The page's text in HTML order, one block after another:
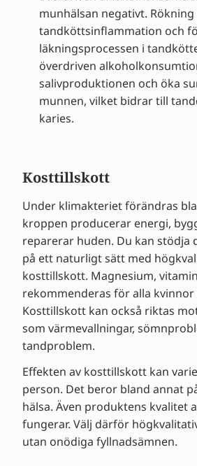
munhälsan negativt.
tandköttsinflammation och
läkningsprocessen i
överdriven
salivproduktionen och öka
munnen, vilket bidrar till
karies.
Kosttillskott
Under klimakteriet förändras
kroppen producerar energi,
reparerar huden. Du kan stödja
på ett naturligt sätt med
kosttillskott. Magnesium,
rekommenderas för alla
Kosttillskott kan också riktas
som värmevallningar,
tandproblem.
Effekten av kosttillskott kan
person. Det beror bland annat
hälsa. Även produktens kvalitet
fungerar. Välj därför
utan onödiga fyllnadsämnen.